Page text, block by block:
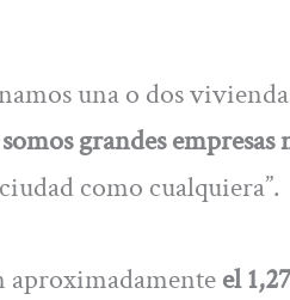
una o dos
grandes empresas
como cualquiera”.
aproximadamenteel